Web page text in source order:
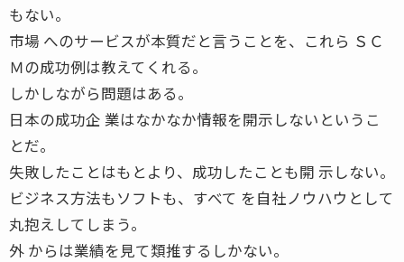
もない。
市場 へのサービスが本質だと言うことを、これら ＳＣ
Ｍの成功例は教えてくれる。
しかしながら問題はある。
日本の成功企 業はなかなか情報を開示しないというこ
とだ。
失敗したことはもとより、成功したことも開 示しない。
ビジネス方法もソフトも、すべて を自社ノウハウとして
丸抱えしてしまう。
外 からは業績を見て類推するしかない。